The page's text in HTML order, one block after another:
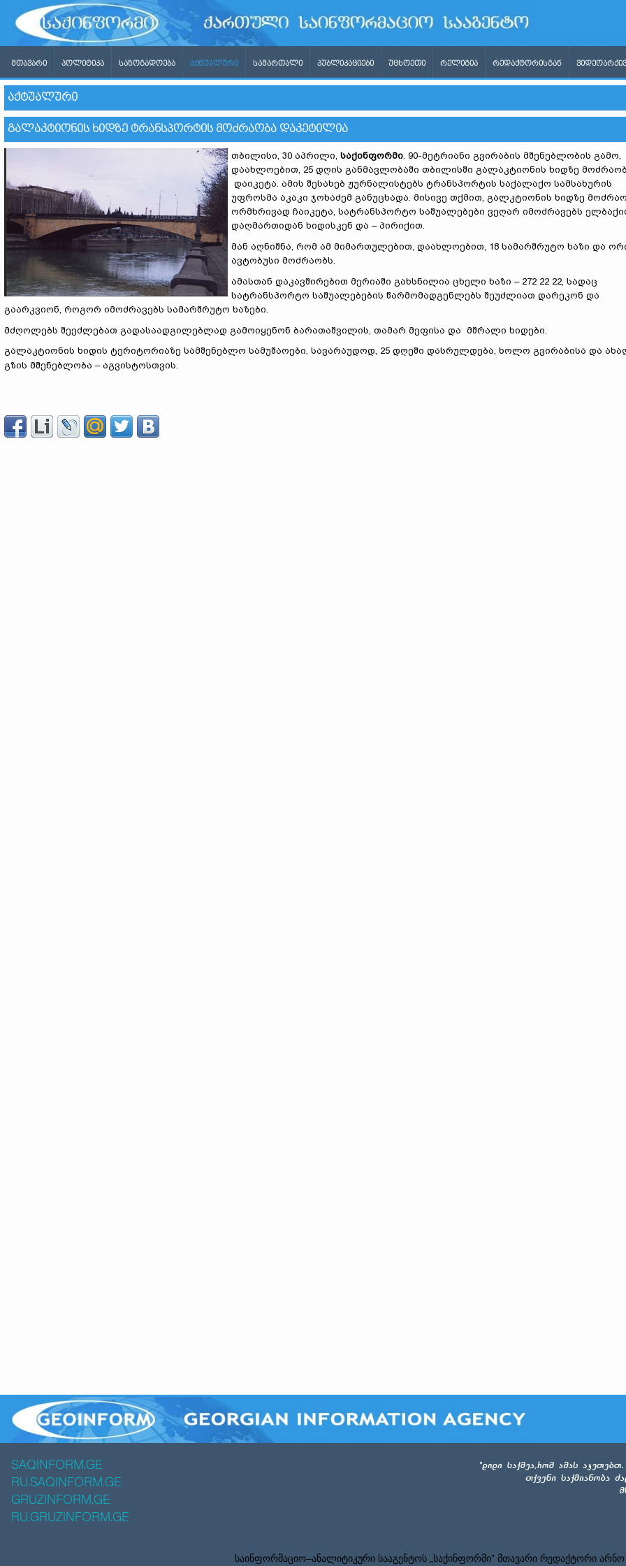
ᲛᲗᲐᲕᲐᲠᲘ ᲞᲝᲚᲘᲢᲘᲙᲐ ᲡᲐᲖᲝᲒᲐᲓᲝᲔᲑᲐ ᲐᲥᲢᲣᲐᲚᲣᲠᲘ ᲡᲐᲛᲐᲠᲗᲐᲚᲘ ᲞᲣᲑᲚᲘᲙᲐᲪᲘᲔᲑᲘ ᲣᲪᲮᲝᲔᲗᲘ ᲠᲔᲚᲘᲒᲘᲐ ᲠᲔᲓᲐᲥᲢᲝᲠᲘᲡᲒᲐᲜ
ᲐᲥᲢᲣᲐᲚᲣᲠᲘ
ᲒᲐᲚᲐᲙᲢᲘᲝᲜᲘᲡ ᲮᲘᲓᲖᲔ ᲢᲠᲐᲜᲡᲞᲝᲠᲢᲘᲡ ᲛᲝᲫᲠᲐᲝᲑᲐ ᲓᲐᲙᲔᲢᲘᲚᲘᲐ
თბილისი, 30 აპრილი, საქინფორმი. 90-მეტრიანი გვირაბის მშენებლობის გამო,
დაახლოებით, 25 დღის განმავლობაში თბილისში გალაკტიონის ხიდზე
დაიკეტა. ამის შესახებ ჟურნალისტებს ტრანსპორტის საქალაქო სამსახურის
უფროსმა აკაკი ჯოხაძემ განუცხადა. მისივე თქმით, გალკტიონის ხიდზე
ორმხრივად ჩაიკეტა, სატრანსპორტო საშუალებები ვეღარ იმოძრავებს
დაღმართიდან ხიდისკენ და – პირიქით.
მან აღნიშნა, რომ ამ მიმართულებით, დაახლოებით, 18 სამარშრუტო ხაზი და
ავტობუსი მოძრაობს.
ამასთან დაკავშირებით მერიაში გახსნილია ცხელი ხაზი – 272 22 22, სადაც
სატრანსპორტო საშუალებების წარმომადგენლებს შეუძლიათ დარეკონ და
გაარკვიონ, როგორ იმოძრავებს სამარშრუტო ხაზები.
მძღოლებს შეეძლებათ გადასაადგილებლად გამოიყენონ ბარათაშვილის, თამარ მეფისა და მშრალი ხიდები.
გალაკტიონის ხიდის ტერიტორიაზე სამშენებლო სამუშაოები, სავარაუდოდ, 25 დღეში დასრულდება, ხოლო გვირაბისა და
გზის მშენებლობა – აგვისტოსთვის.
SAQINFORM.GE
RU.SAQINFORM.GE
GRUZINFORM.GE
RU.GRUZINFORM.GE
საინფორმაციო–ანალიტიკური სააგენტოს „საქინფორმი” მთავარი რედაქტორი